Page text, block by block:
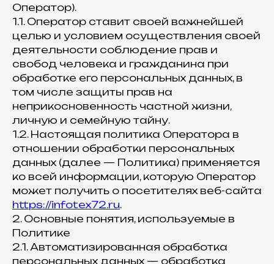
Оператор).
1.1. Оператор ставит своей важнейшей
целью и условием осуществления своей
деятельности соблюдение прав и
свобод человека и гражданина при
обработке его персональных данных, в
том числе защиты прав на
неприкосновенность частной жизни,
личную и семейную тайну.
1.2. Настоящая политика Оператора в
отношении обработки персональных
данных (далее — Политика) применяется
ко всей информации, которую Оператор
может получить о посетителях веб-сайта
https://infotex72.ru.
2. Основные понятия, используемые в
Политике
2.1. Автоматизированная обработка
персональных данных — обработка